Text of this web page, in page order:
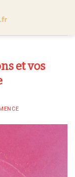
et vos